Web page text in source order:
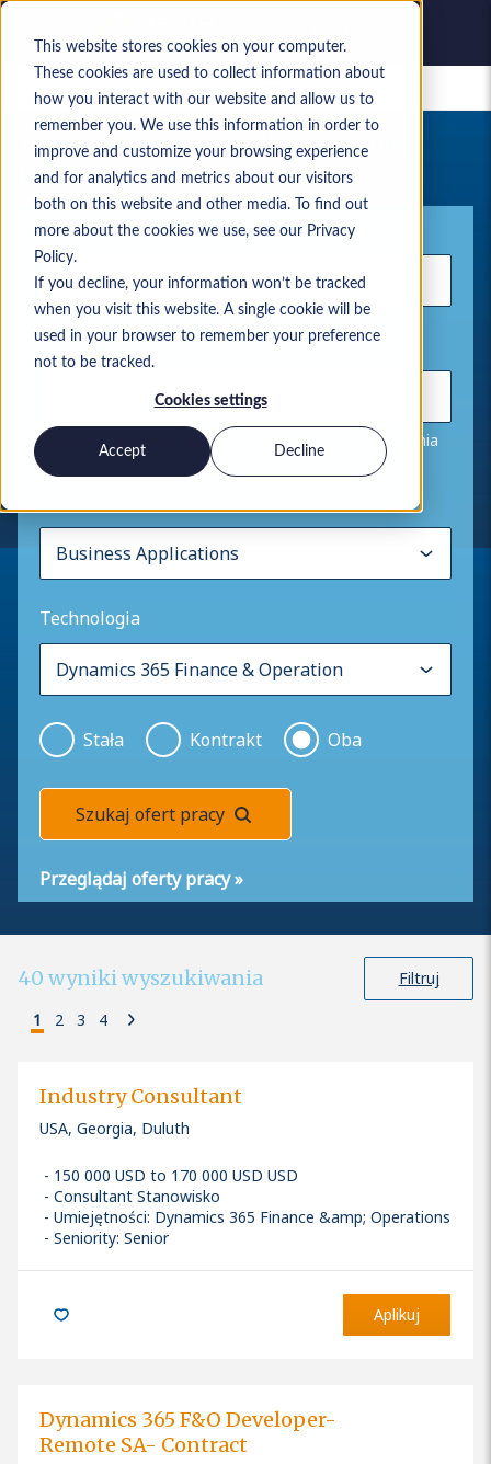
This website stores cookies on your computer.
These cookies are used to collect information about
how you interact with our website and allow us to
remember you. We use this information in order to
improve and customize your browsing experience
and for analytics and metrics about our visitors
both on this website and other media. To find out
more about the cookies we use, see our Privacy
Policy.
If you decline, your information won’t be tracked
when you visit this website. A single cookie will be
used in your browser to remember your preference
not to be tracked.
Cookies settings
Accept Decline
Zapisane oferty pracy
Twoje aktualne wyszukiwanie ofert
pracy
Słowo kluczowe
Lokalizacja
Używaj przecinków, aby oddzielać pozycje wyszukiwania
Technologia
Stała Kontrakt Oba
Szukaj ofert pracy
Przeglądaj oferty pracy»
40 wyniki wyszukiwania
Filtruj
1
2 3 4
Industry Consultant
USA, Georgia, Duluth
150 000 USD to 170 000 USD USD
Consultant Stanowisko
Umiejętności: Dynamics 365 Finance &amp; Operations
Seniority: Senior
Aplikuj
Dynamics 365 F&O Developer-
Remote SA- Contract